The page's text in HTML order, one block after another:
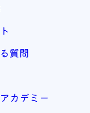
質問
カデミー